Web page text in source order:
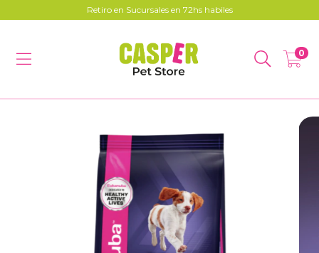
Retiro en Sucursales en 72hs habiles
0